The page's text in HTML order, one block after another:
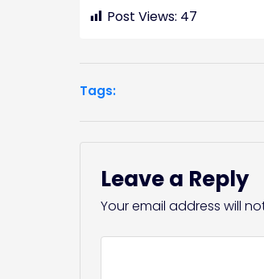
Post Views: 47
Tags:
Leave a Reply
Your email address will